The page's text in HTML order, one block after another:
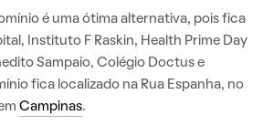
é uma ótima alternativa, pois fica
Instituto F Raskin, Health Prime Day
Sampaio, Colégio Doctus e
fica localizado na Rua Espanha, no
Campinas.